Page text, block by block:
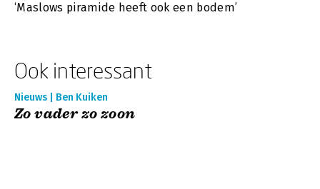
‘Maslows piramide heeft ook een bodem’
Ook interessant
Nieuws | Ben Kuiken
Zo vader zo zoon